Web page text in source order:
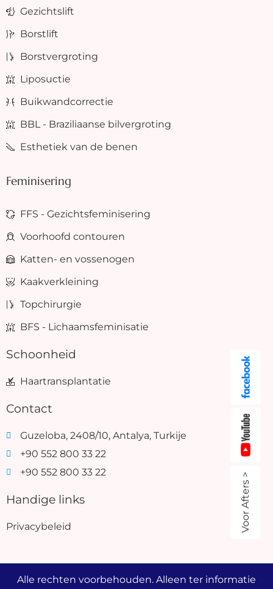
Gezichtslift
Borstlift
Borstvergroting
Liposuctie
Buikwandcorrectie
BBL - Braziliaanse bilvergroting
Esthetiek van de benen
Feminisering
FFS - Gezichtsfeminisering
Voorhoofd contouren
Katten- en vossenogen
Kaakverkleining
Topchirurgie
BFS - Lichaamsfeminisatie
Schoonheid
Haartransplantatie
Contact
Guzeloba, 2408/10, Antalya, Turkije
+90 552 800 33 22
+90 552 800 33 22
Handige links
Privacybeleid
Alle rechten voorbehouden. Alleen ter informatie
Voor Afters >